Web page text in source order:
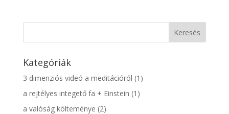
Kategóriák
3 dimenziós videó a meditációról (1)
a rejtélyes integető fa + Einstein (1)
a valóság költeménye (2)